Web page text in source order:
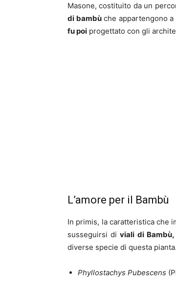
Masone, costituito da un
di bambùche appartengono a
fu poi progettato con gli
L’amore per il Bambù
In primis, la caratteristica che
susseguirsi diviali di
diverse specie di questa
Phyllostachys Pubescens